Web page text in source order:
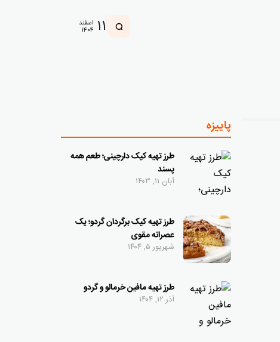
۱۱ اسفند
۱۴۰۴
پاییزه
طرز تهیه کیک دارچینی؛ طعم همه
پسند
آبان ۱۱, ۱۴۰۳
طرز تهیه کیک برگردان گردو؛ یک
عصرانه مقوی
شهریور ۵, ۱۴۰۴
طرز تهیه مافین خرمالو و گردو
آذر ۱۲, ۱۴۰۴